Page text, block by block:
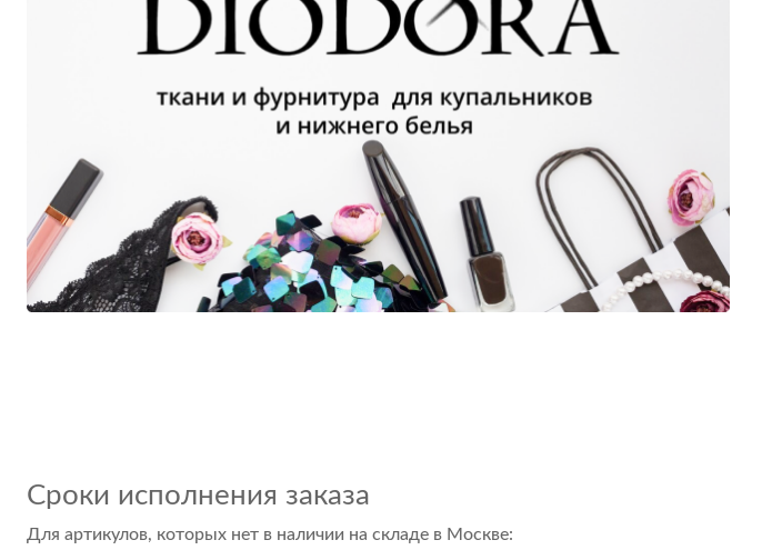
Сроки исполнения заказа
Для артикулов, которых нет в наличии на складе в Москве: